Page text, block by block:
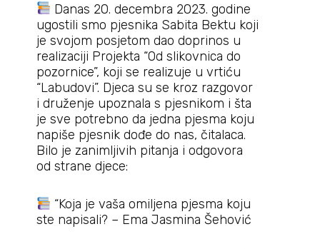
Danas 20. decembra 2023. godine
ugostili smo pjesnika Sabita Bektu koji
je svojom posjetom dao doprinos u
realizaciji Projekta “Od slikovnica do
pozornice”, koji se realizuje u vrtiću
“Labudovi”. Djeca su se kroz razgovor
i druženje upoznala s pjesnikom i šta
je sve potrebno da jedna pjesma koju
napiše pjesnik dođe do nas, čitalaca.
Bilo je zanimljivih pitanja i odgovora
od strane djece:
“Koja je vaša omiljena pjesma koju
ste napisali? – Ema Jasmina Šehović